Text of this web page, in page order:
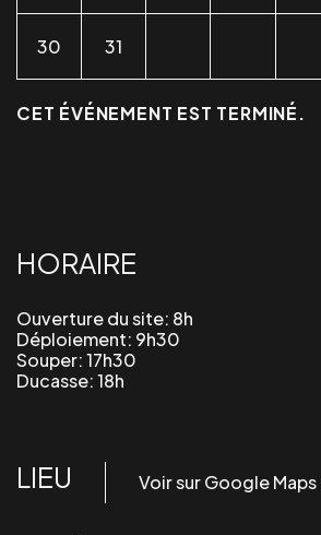
30 31
CET ÉVÉNEMENT EST TERMINÉ.
HORAIRE
Ouverture du site: 8h
Déploiement: 9h30
Souper:17h30
Ducasse:18h
LIEU Voir sur Google Maps